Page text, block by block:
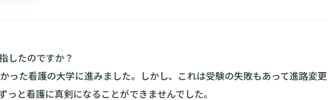
したのですか？
った看護の大学に進みました。しかし、これは受験の失敗もあって進路変更
っと看護に真剣になることができませんでした。